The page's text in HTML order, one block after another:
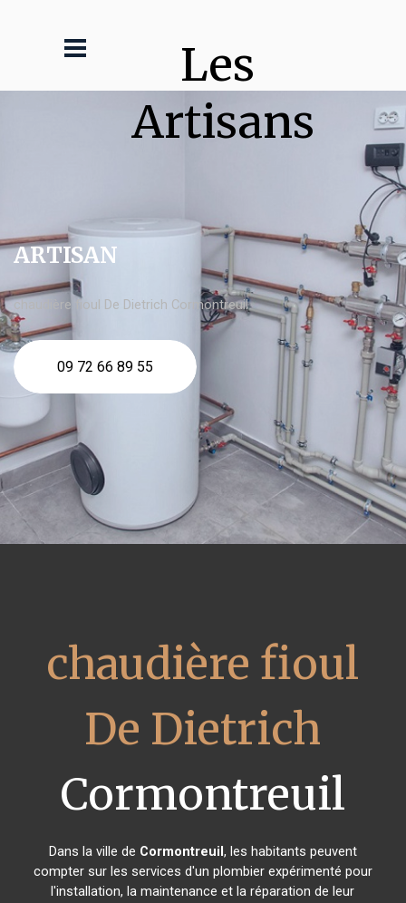
Les
Artisans
ARTISAN
chaudière fioul De Dietrich Cormontreuil
09 72 66 89 55
chaudière fioul
De Dietrich
Cormontreuil
Dans la ville de Cormontreuil, les habitants peuvent
compter sur les services d'un plombier expérimenté pour
l'installation, la maintenance et la réparation de leur